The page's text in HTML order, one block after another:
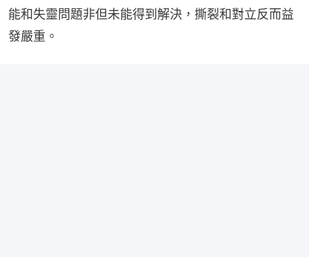
能和失靈問題非但未能得到解決，撕裂和對立反而益
發嚴重。